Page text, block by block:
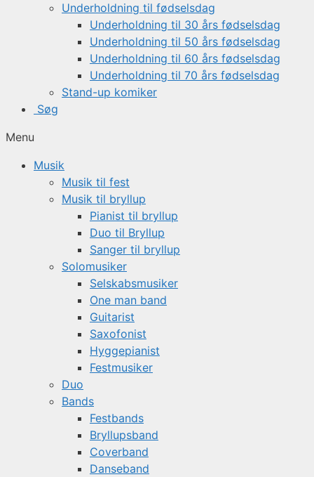
Underholdning til fødselsdag
Underholdning til 30 års fødselsdag
Underholdning til 50 års fødselsdag
Underholdning til 60 års fødselsdag
Underholdning til 70 års fødselsdag
Stand-up komiker
Søg
Menu
Musik
Musik til fest
Musik til bryllup
Pianist til bryllup
Duo til Bryllup
Sanger til bryllup
Solomusiker
Selskabsmusiker
One man band
Guitarist
Saxofonist
Hyggepianist
Festmusiker
Duo
Bands
Festbands
Bryllupsband
Coverband
Danseband